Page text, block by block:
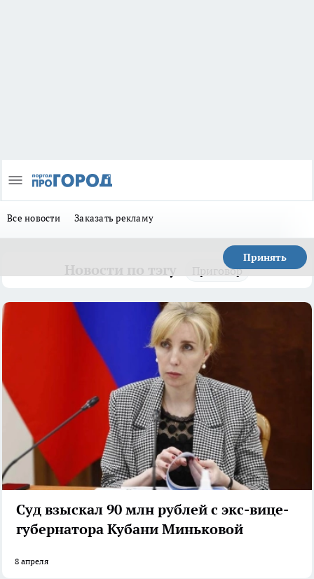
Все новости Заказать рекламу
Принять
Приговор
Суд взыскал 90 млн рублей с экс-вице-
губернатора Кубани Миньковой
8 апреля